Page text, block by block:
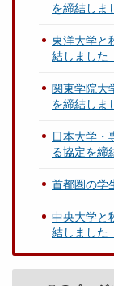
を締結しま
東洋大学と
結しました
関東学院大
を締結しま
日本大学・
る協定を締
首都圏の学
中央大学と
結しました